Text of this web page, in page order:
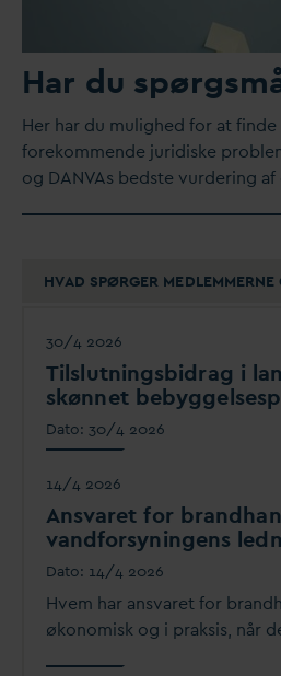
Har du
Her har du mulighed for at
forekommende juridiske
og DANVAs bedste vurdering af
HVAD SPØRGER MEDLEMMERNE
30/4 2026
Tilslutningsbidrag i
skønnet
Dato: 30/4 2026
14/4 2026
Ansvaret for
vandforsyningens
Dato: 14/4 2026
Hvem har ansvaret for
økonomisk og i praksis, når